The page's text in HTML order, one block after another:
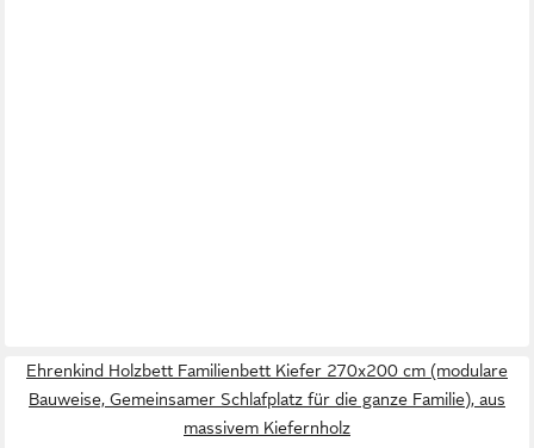
Ehrenkind Holzbett Familienbett Kiefer 270x200 cm (modulare
Bauweise, Gemeinsamer Schlafplatz für die ganze Familie), aus
massivem Kiefernholz